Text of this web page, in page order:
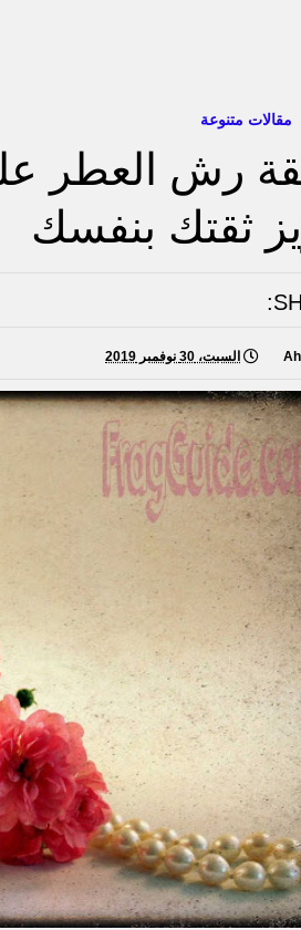
مقالات متنوعة
رش العطر
ثقتك بنفسك
السبت، 30 نوفمبر 2019